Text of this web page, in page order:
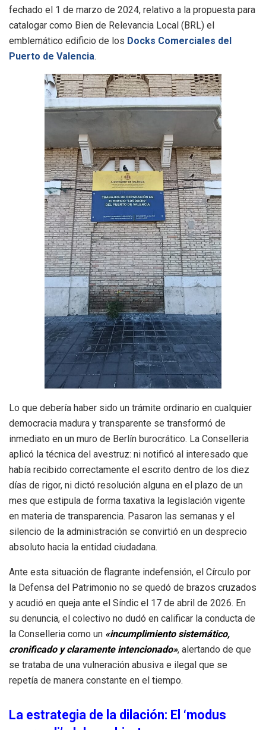
fechado el 1 de marzo de 2024, relativo a la propuesta para
catalogar como Bien de Relevancia Local (BRL) el
emblemático edificio de los Docks Comerciales del
Puerto de Valencia.
Lo que debería haber sido un trámite ordinario en cualquier
democracia madura y transparente se transformó de
inmediato en un muro de Berlín burocrático. La Conselleria
aplicó la técnica del avestruz: ni notificó al interesado que
había recibido correctamente el escrito dentro de los diez
días de rigor, ni dictó resolución alguna en el plazo de un
mes que estipula de forma taxativa la legislación vigente
en materia de transparencia. Pasaron las semanas y el
silencio de la administración se convirtió en un desprecio
absoluto hacia la entidad ciudadana.
Ante esta situación de flagrante indefensión, el Círculo por
la Defensa del Patrimonio no se quedó de brazos cruzados
y acudió en queja ante el Síndic el 17 de abril de 2026. En
su denuncia, el colectivo no dudó en calificar la conducta de
la Conselleria como un «incumplimiento sistemático,
cronificado y claramente intencionado», alertando de que
se trataba de una vulneración abusiva e ilegal que se
repetía de manera constante en el tiempo.
La estrategia de la dilación: El ‘modus